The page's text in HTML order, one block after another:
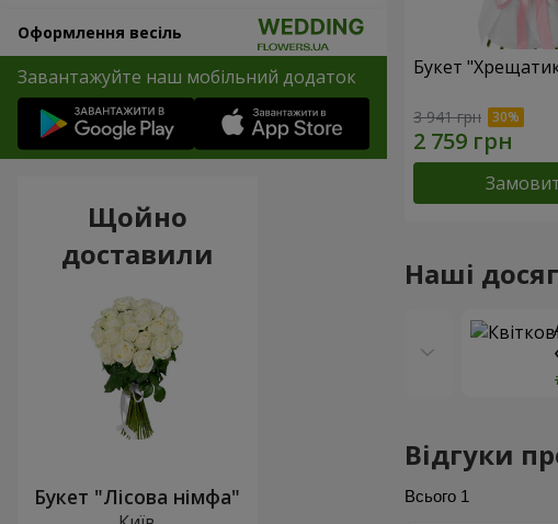
Оформлення весіль
Завантажуйте наш мобільний додаток Букет
3 941 грн
Наші
Відгуки
Всього 1
Щойно
доставили
Букет "Лісова німфа"